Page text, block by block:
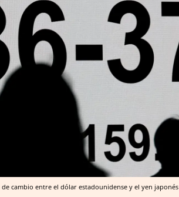
cambio entre el dólar estadounidense y el yen japonés